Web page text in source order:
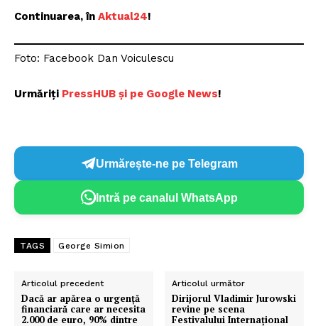
Continuarea, în Aktual24!
Foto: Facebook Dan Voiculescu
Urmăriți PressHUB și pe Google News!
Urmărește-ne pe Telegram
Intră pe canalul WhatsApp
TAGS George Simion
Articolul precedent
Dacă ar apărea o urgență
financiară care ar necesita
2.000 de euro, 90% dintre
Articolul următor
Dirijorul Vladimir Jurowski
revine pe scena
Festivalului Internațional